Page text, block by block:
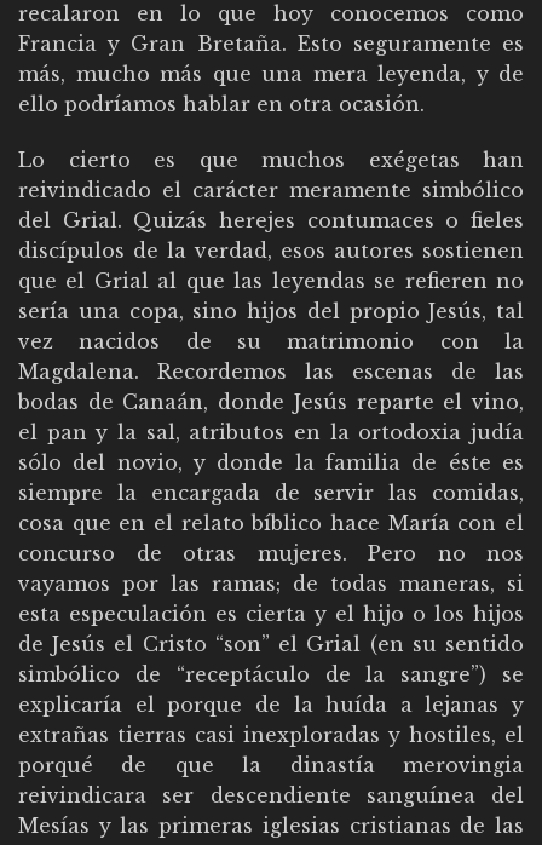
recalaron en lo que hoy conocemos como
Francia y Gran Bretaña. Esto seguramente es
más, mucho más que una mera leyenda, y de
ello podríamos hablar en otra ocasión.
Lo cierto es que muchos exégetas han
reivindicado el carácter meramente simbólico
del Grial. Quizás herejes contumaces o fieles
discípulos de la verdad, esos autores sostienen
que el Grial al que las leyendas se refieren no
sería una copa, sino hijos del propio Jesús, tal
vez nacidos de su matrimonio con la
Magdalena. Recordemos las escenas de las
bodas de Canaán, donde Jesús reparte el vino,
el pan y la sal, atributos en la ortodoxia judía
sólo del novio, y donde la familia de éste es
siempre la encargada de servir las comidas,
cosa que en el relato bíblico hace María con el
concurso de otras mujeres. Pero no nos
vayamos por las ramas; de todas maneras, si
esta especulación es cierta y el hijo o los hijos
de Jesús el Cristo “son” el Grial (en su sentido
simbólico de “receptáculo de la sangre”) se
explicaría el porque de la huída a lejanas y
extrañas tierras casi inexploradas y hostiles, el
porqué de que la dinastía merovingia
reivindicara ser descendiente sanguínea del
Mesías y las primeras iglesias cristianas de las